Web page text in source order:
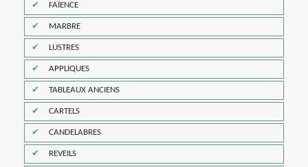
FAÏENCE
MARBRE
LUSTRES
APPLIQUES
TABLEAUX ANCIENS
CARTELS
CANDELABRES
REVEILS